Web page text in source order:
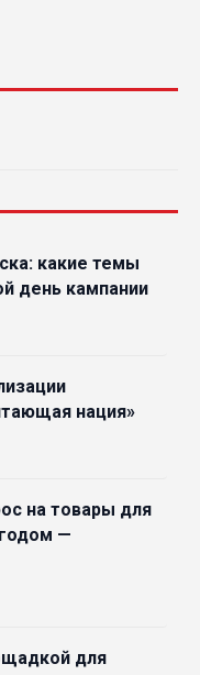
какие темы
день кампании
нация»
на товары для
—
для